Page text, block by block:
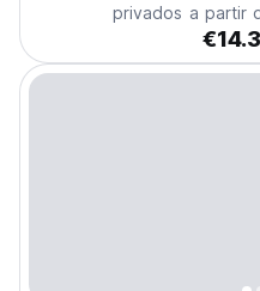
privados a partir